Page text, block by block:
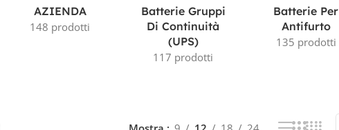
AZIENDA
148 prodotti
Batterie Gruppi
Di Continuità
(UPS)
117 prodotti
Batterie Per
Antifurto
135 prodotti